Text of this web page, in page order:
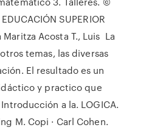
SUPERIOR
Acosta T., Luis La
temas, las diversas
El resultado es un
y practico que
a la. LOGICA.
M. Copi · Carl Cohen.